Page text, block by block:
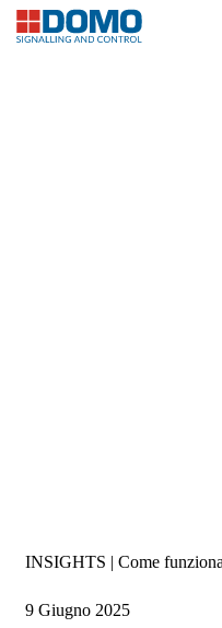
INSIGHTS | Come
9 Giugno 2025